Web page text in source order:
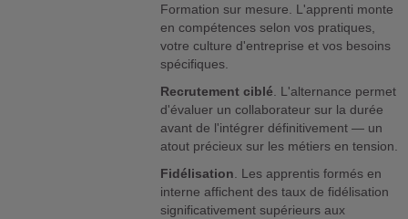
Formation sur mesure. L'apprenti monte
en compétences selon vos pratiques,
votre culture d'entreprise et vos besoins
spécifiques.
Recrutement ciblé. L'alternance permet
d'évaluer un collaborateur sur la durée
avant de l'intégrer définitivement — un
atout précieux sur les métiers en tension.
Fidélisation. Les apprentis formés en
interne affichent des taux de fidélisation
significativement supérieurs aux